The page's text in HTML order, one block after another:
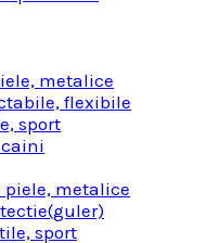
metalice
flexibile
sport
piele, metalice
sport